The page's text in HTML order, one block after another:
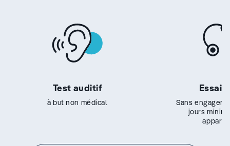
Test auditif
à but non médical
Essai
Sans
jours